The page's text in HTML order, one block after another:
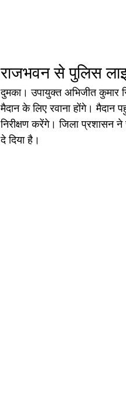
राजभवन से पुलिस
दुमका। उपायुक्त अभिजीत
मैदान के लिए रवाना होंगे। मैदान
निरीक्षण करेंगे। जिला प्रशासन
दे दिया है।